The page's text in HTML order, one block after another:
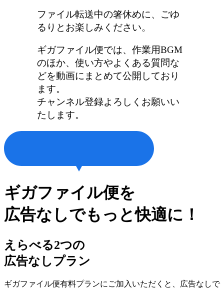
ファイル転送中の箸休めに、ごゆ
るりとお楽しみください。
ギガファイル便では、作業用BGM
のほか、使い方やよくある質問な
どを動画にまとめて公開しており
ます。
チャンネル登録よろしくお願いい
たします。
ギガファイル便を
広告なしでもっと快適に！
えらべる2つの
広告なしプラン
ギガファイル便有料プランにご加入いただくと、広告なしで